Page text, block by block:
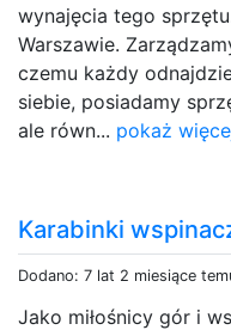
wynajęcia tego
Warszawie.
czemu każdy
siebie, posiadamy
ale równ... pokaż
Karabinki
Dodano: 7 lat 2 miesiące
Jako miłośnicy gór i